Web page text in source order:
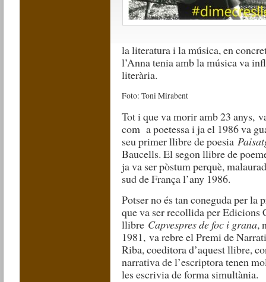
la literatura i la música, en
l’Anna tenia amb la música va
literària.
Foto: Toni Mirabent
Tot i que va morir amb 23 anys,
com a poetessa i ja el 1986 va
seu primer llibre de poesia
Baucells. El segon llibre de
ja va ser pòstum perquè,
sud de França l’any 1986.
Potser no és tan coneguda per la
que va ser recollida per Edicions
llibre Capvespres de foc i grana,
1981, va rebre el Premi de
Riba, coeditora d’aquest llibre,
narrativa de l’escriptora tenen
les escrivia de forma simultània.